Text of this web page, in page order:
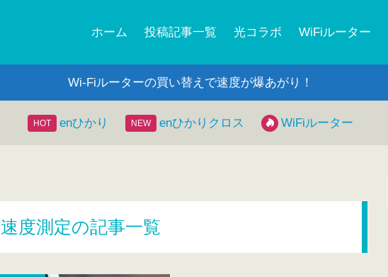
ホーム 投稿記事一覧 光コラボ WiFiルーター
Wi-Fiルーターの買い替えで速度が爆あがり！
enひかり enひかりクロス WiFiルーター
速度測定の記事一覧